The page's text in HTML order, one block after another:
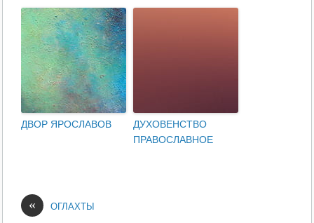
ДВОР ЯРОСЛАВОВ
ДУХОВЕНСТВО
ПРАВОСЛАВНОЕ
« ОГЛАХТЫ